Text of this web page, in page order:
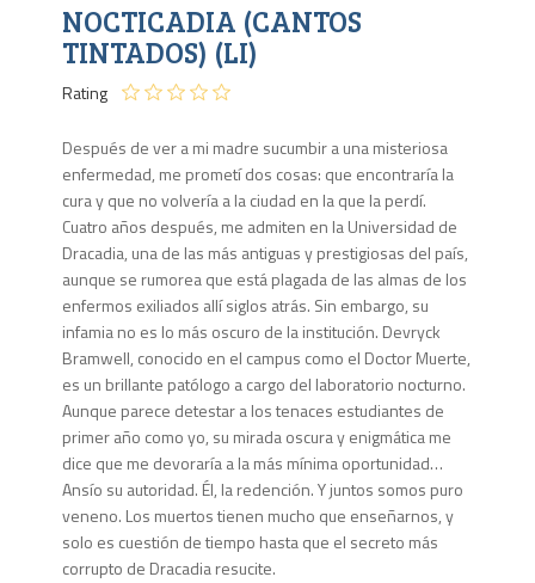
NOCTICADIA (CANTOS
TINTADOS) (LI)
Rating
Después de ver a mi madre sucumbir a una misteriosa
enfermedad, me prometí dos cosas: que encontraría la
cura y que no volvería a la ciudad en la que la perdí.
Cuatro años después, me admiten en la Universidad de
Dracadia, una de las más antiguas y prestigiosas del país,
aunque se rumorea que está plagada de las almas de los
enfermos exiliados allí siglos atrás. Sin embargo, su
infamia no es lo más oscuro de la institución. Devryck
Bramwell, conocido en el campus como el Doctor Muerte,
es un brillante patólogo a cargo del laboratorio nocturno.
Aunque parece detestar a los tenaces estudiantes de
primer año como yo, su mirada oscura y enigmática me
dice que me devoraría a la más mínima oportunidad…
Ansío su autoridad. Él, la redención. Y juntos somos puro
veneno. Los muertos tienen mucho que enseñarnos, y
solo es cuestión de tiempo hasta que el secreto más
corrupto de Dracadia resucite.